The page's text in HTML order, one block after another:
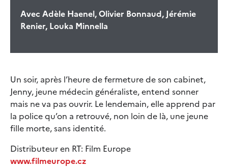
AvecAdèle Haenel, Olivier Bonnaud, Jérémie
Renier, Louka Minnella
Un soir, après l’heure de fermeture de son cabinet,
Jenny, jeune médecin généraliste, entend sonner
mais ne va pas ouvrir. Le lendemain, elle apprend par
la police qu’on a retrouvé, non loin de là, une jeune
fille morte, sans identité.
Distributeur en RT: Film Europe
www.filmeurope.cz